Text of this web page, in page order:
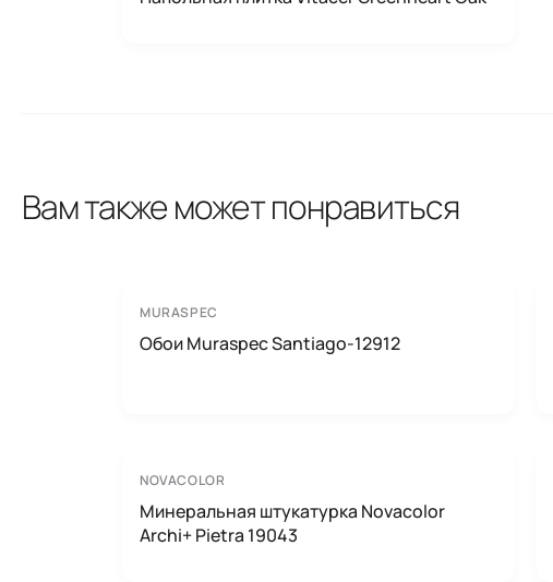
Вам также может понравиться
MURASPEC
Обои Muraspec Santiago-12912
NOVACOLOR
Минеральная штукатурка Novacolor
Archi+ Pietra 19043